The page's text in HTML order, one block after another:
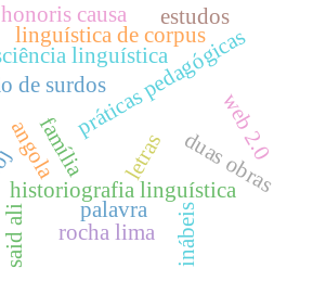
historiografia linguística
família
de surdospráticas pedagógicas
duas obras
linguística de corpus
inábeis
linguística
angola letras web 2.0
estudos
said ali
honoris causa
palavra
rocha lima